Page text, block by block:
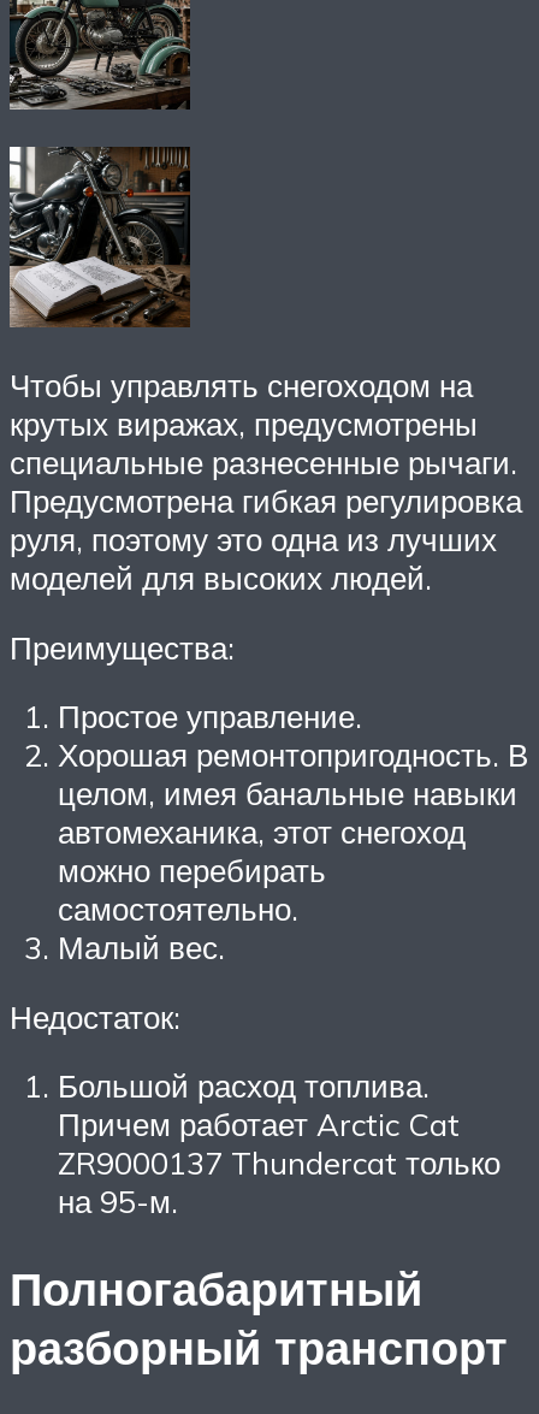
Чтобы управлять снегоходом на
крутых виражах, предусмотрены
специальные разнесенные рычаги.
Предусмотрена гибкая регулировка
руля, поэтому это одна из лучших
моделей для высоких людей.
Преимущества:
Простое управление.
Хорошая ремонтопригодность. В
целом, имея банальные навыки
автомеханика, этот снегоход
можно перебирать
самостоятельно.
Малый вес.
Недостаток:
Большой расход топлива.
Причем работает Arctic Cat
ZR9000137 Thundercat только
на 95-м.
Полногабаритный
разборный транспорт